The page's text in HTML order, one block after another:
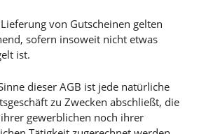
von Gutscheinen gelten
sofern insoweit nicht etwas
ist.
dieser AGB ist jede natürliche
zu Zwecken abschließt, die
gewerblichen noch ihrer